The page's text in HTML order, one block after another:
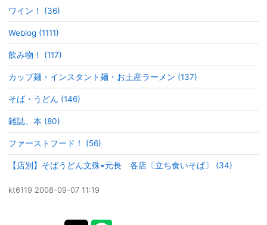
ワイン！ (36)
Weblog (1111)
飲み物！ (117)
カップ麺・インスタント麺・お土産ラーメン (137)
そば・うどん (146)
雑誌、本 (80)
ファーストフード！ (56)
【店別】そばうどん文殊•元長 各店〔立ち食いそば〕 (34)
kt6119 2008-09-07 11:19